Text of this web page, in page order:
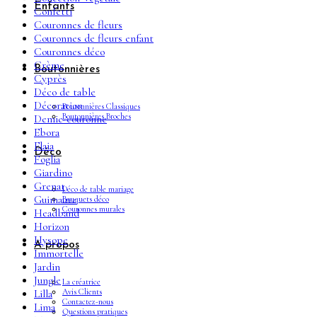
Enfants
Boutonnières
Boutonnières Classiques
Boutonnières Broches
Déco
Déco de table mariage
Bouquets déco
Couronnes murales
A propos
La créatrice
Avis Clients
Contactez-nous
Questions pratiques
Confetti
Couronnes de fleurs
Couronnes de fleurs enfant
Couronnes déco
Crème
Cyprès
Déco de table
Décoration
Demie-couronne
Ebora
Elaia
Foglia
Giardino
Grenat
Guimauve
Headband
Horizon
Hysope
Immortelle
Jardin
Jungle
Lilla
Lima